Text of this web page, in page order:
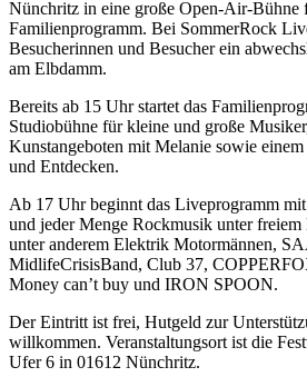
Nünchritz in eine große Open-Air-Bühne
Familienprogramm. Bei SommerRock
Besucherinnen und Besucher ein
am Elbdamm.
Bereits ab 15 Uhr startet das
Studiobühne für kleine und große
Kunstangeboten mit Melanie sowie
und Entdecken.
Ab 17 Uhr beginnt das Liveprogramm
und jeder Menge Rockmusik unter
unter anderem Elektrik Motormännen,
MidlifeCrisisBand, Club 37,
Money can’t buy und IRON SPOON.
Der Eintritt ist frei, Hutgeld zur
willkommen. Veranstaltungsort ist die
Ufer 6 in 01612 Nünchritz.